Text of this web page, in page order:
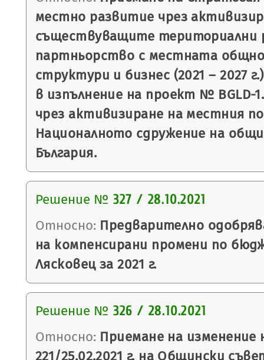
местно развитие чрез
съществуващите териториални
партньорство с местната
структури и бизнес (2021 – 2027
в изпълнение на проект № BGLD-
чрез активизиране на местния
Националното сдружение на
България.
Решение № 327 / 28.10.2021
Относно: Предварително
на компенсирани промени по
Лясковец за 2021 г.
Решение № 326 / 28.10.2021
Относно: Приемане на
221/25.02.2021 г. на Общински